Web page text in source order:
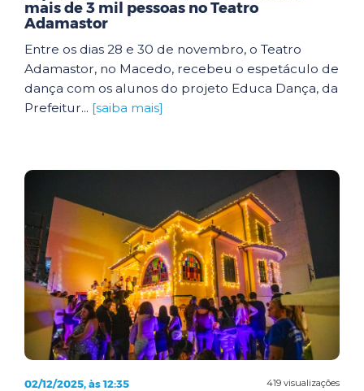
mais de 3 mil pessoas no Teatro
Adamastor
Entre os dias 28 e 30 de novembro, o Teatro
Adamastor, no Macedo, recebeu o espetáculo de
dança com os alunos do projeto Educa Dança, da
Prefeitur... [saiba mais]
419 visualizações
02/12/2025, às 12:35